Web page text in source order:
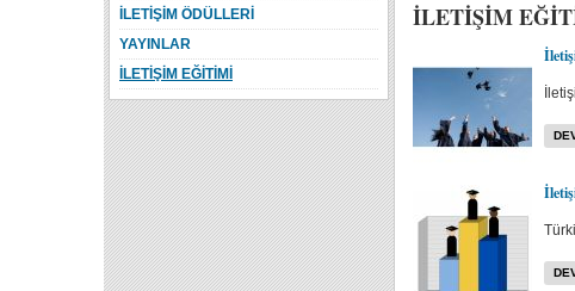
İLETİŞİM
İLETİŞİM ÖDÜLLERİ
YAYINLAR
İLETİŞİM EĞİTİMİ